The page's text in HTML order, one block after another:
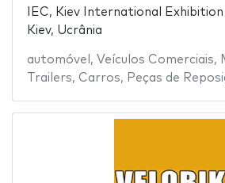
IEC, Kiev International
Kiev, Ucrânia
automóvel , Veículos Comerciais,
Trailers, Carros, Peças de